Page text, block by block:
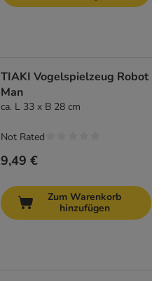
TIAKI Vogelspielzeug Robot
Man
ca. L 33 x B 28 cm
9,49 €
Not Rated
Zum Warenkorb
hinzufügen